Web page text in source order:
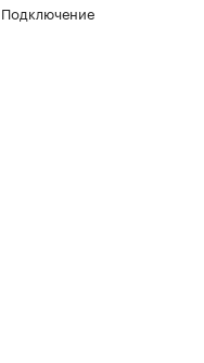
Подключение